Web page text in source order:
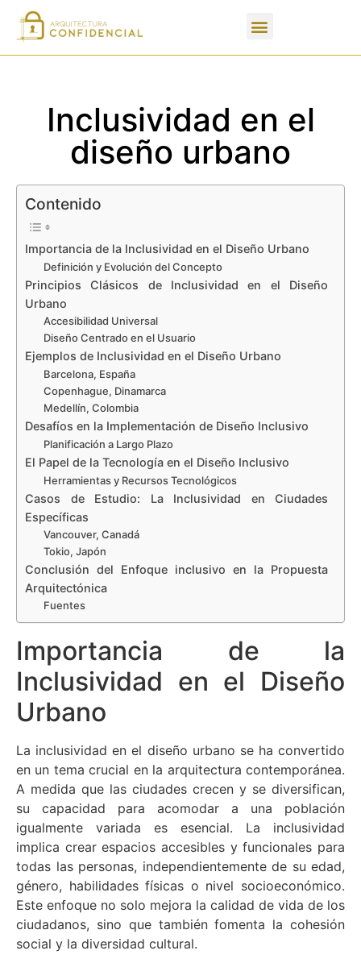
Inclusividad en el
diseño urbano
Contenido
Importancia de la Inclusividad en el Diseño Urbano
Definición y Evolución del Concepto
Principios Clásicos de Inclusividad en el Diseño
Urbano
Accesibilidad Universal
Diseño Centrado en el Usuario
Ejemplos de Inclusividad en el Diseño Urbano
Barcelona, España
Copenhague, Dinamarca
Medellín, Colombia
Desafíos en la Implementación de Diseño Inclusivo
Planificación a Largo Plazo
El Papel de la Tecnología en el Diseño Inclusivo
Herramientas y Recursos Tecnológicos
Casos de Estudio: La Inclusividad en Ciudades
Específicas
Vancouver, Canadá
Tokio, Japón
Conclusión del Enfoque inclusivo en la Propuesta
Arquitectónica
Fuentes
Importancia de la
Inclusividad en el Diseño
Urbano
La inclusividad en el diseño urbano se ha convertido
en un tema crucial en la arquitectura contemporánea.
A medida que las ciudades crecen y se diversifican,
su capacidad para acomodar a una población
igualmente variada es esencial. La inclusividad
implica crear espacios accesibles y funcionales para
todas las personas, independientemente de su edad,
género, habilidades físicas o nivel socioeconómico.
Este enfoque no solo mejora la calidad de vida de los
ciudadanos, sino que también fomenta la cohesión
social y la diversidad cultural.